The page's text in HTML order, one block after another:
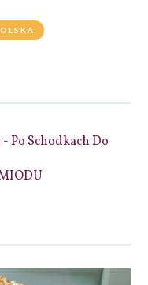
Po Schodkach Do